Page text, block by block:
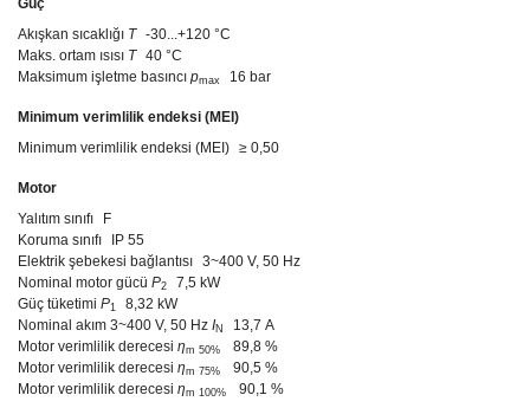
Güç
Akışkan sıcaklığı T -30...+120 °C
Maks. ortam ısısı T 40 °C
Maksimum işletme basıncı pmax 16 bar
Minimum verimlilik endeksi (MEI)
Minimum verimlilik endeksi (MEI) ≥ 0,50
Motor
Yalıtım sınıfı
F
Koruma sınıfı
IP 55
Elektrik şebekesi bağlantısı 3~400 V, 50 Hz
Nominal motor gücü P2
7,5 kW
Güç tüketimi P1
8,32 kW
Nominal akım 3~400 V, 50 Hz IN
13,7 A
Motor verimlilik derecesi ηm 50%
89,8 %
Motor verimlilik derecesi ηm 75%
90,5 %
Motor verimlilik derecesi ηm 100% 90,1 %